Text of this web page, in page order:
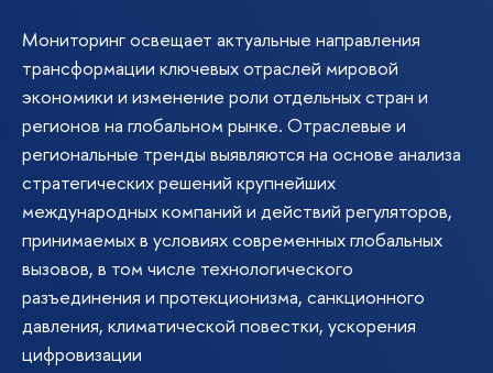
Мониторинг освещает актуальные направления
трансформации ключевых отраслей мировой
экономики и изменение роли отдельных стран и
регионов на глобальном рынке. Отраслевые и
региональные тренды выявляются на основе анализа
стратегических решений крупнейших
международных компаний и действий регуляторов,
принимаемых в условиях современных глобальных
вызовов, в том числе технологического
разъединения и протекционизма, санкционного
давления, климатической повестки, ускорения
цифровизации